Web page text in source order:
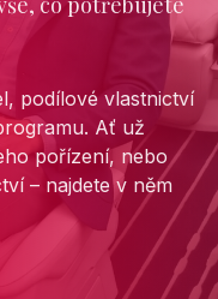
podílové vlastnictví
Ať už
pořízení, nebo
– najdete v něm